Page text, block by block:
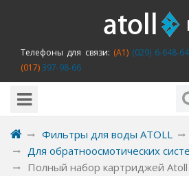
Телефоны для связи: (A1)(029) 6-648-
(017)397-98-66
Фильтры для воды ATOLL
Для обратноосмотических
Полный набор картриджей